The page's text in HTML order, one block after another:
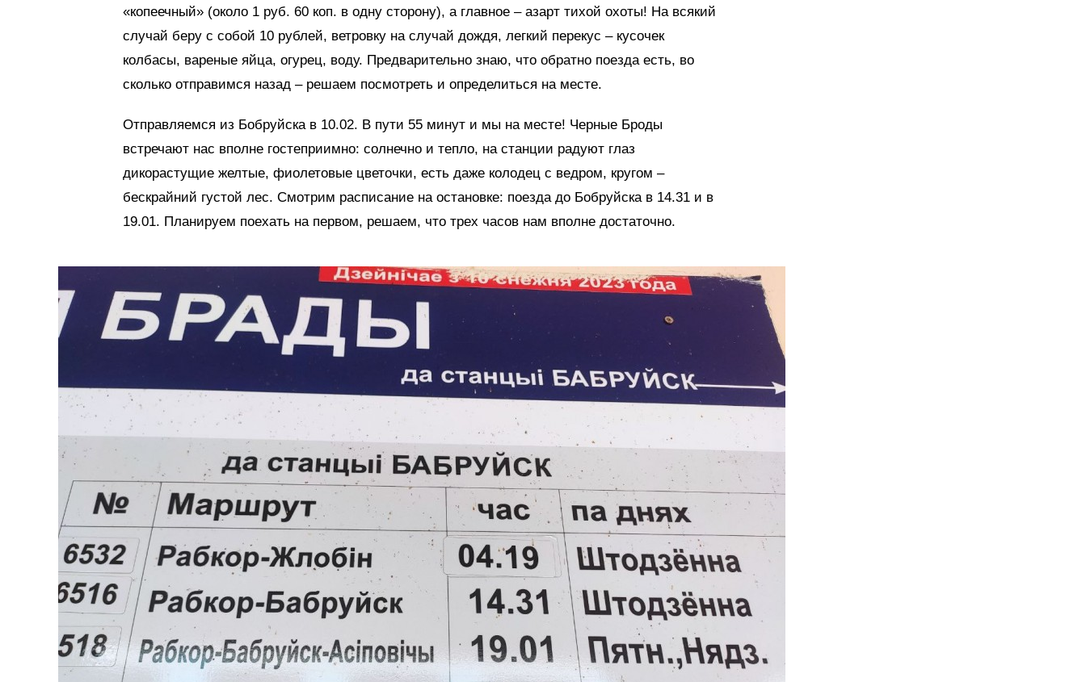
«копеечный» (около 1 руб. 60 коп. в одну сторону), а главное – азарт тихой охоты! На всякий
случай беру с собой 10 рублей, ветровку на случай дождя, легкий перекус – кусочек
колбасы, вареные яйца, огурец, воду. Предварительно знаю, что обратно поезда есть, во
сколько отправимся назад – решаем посмотреть и определиться на месте.
Отправляемся из Бобруйска в 10.02. В пути 55 минут и мы на месте! Черные Броды
встречают нас вполне гостеприимно: солнечно и тепло, на станции радуют глаз
дикорастущие желтые, фиолетовые цветочки, есть даже колодец с ведром, кругом –
бескрайний густой лес. Смотрим расписание на остановке: поезда до Бобруйска в 14.31 и в
19.01. Планируем поехать на первом, решаем, что трех часов нам вполне достаточно.